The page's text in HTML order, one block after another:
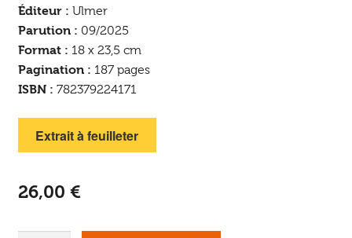
Éditeur : Ulmer
Parution : 09/2025
Format : 18 x 23,5 cm
Pagination : 187 pages
ISBN : 782379224171
Extrait à feuilleter
26,00 €